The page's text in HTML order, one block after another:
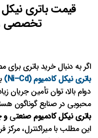
قیمت باتری
تخصصی و
اگر به دنبال خرید باتری
باتری نیکل کادمیوم (Ni–Cd)
دوام بالا، توان تأمین
محبوبی در صنایع گوناگون
باتری نیکل کادمیوم صنعتی و
این مطلب با میراکنترل،مرکز